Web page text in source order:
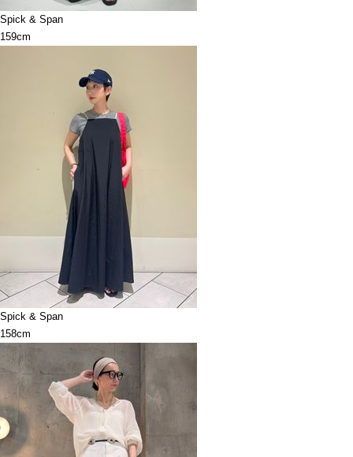
Spick & Span
159cm
Spick & Span
158cm